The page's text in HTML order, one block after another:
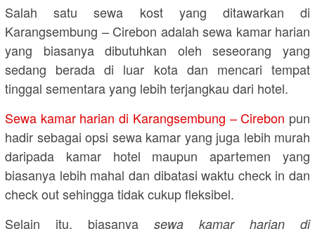
Salah satu sewa kost yang ditawarkan di
Karangsembung – Cirebon adalah sewa kamar harian
yang biasanya dibutuhkan oleh seseorang yang
sedang berada di luar kota dan mencari tempat
tinggal sementara yang lebih terjangkau dari hotel.
Sewa kamar harian di Karangsembung – Cirebon pun
hadir sebagai opsi sewa kamar yang juga lebih murah
daripada kamar hotel maupun apartemen yang
biasanya lebih mahal dan dibatasi waktu check in dan
check out sehingga tidak cukup fleksibel.
Selain itu, biasanya sewa kamar harian di